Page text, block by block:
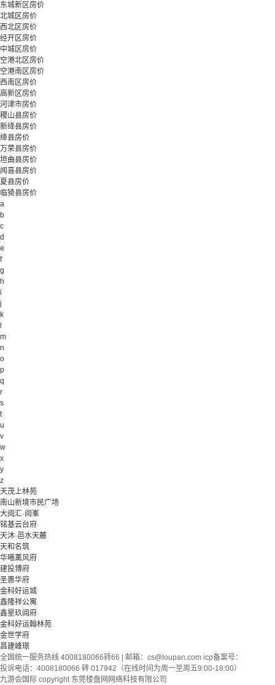
东城新区房价
北城区房价
西北区房价
经开区房价
中城区房价
空港北区房价
空港南区房价
西南区房价
高新区房价
河津市房价
稷山县房价
新绛县房价
绛县房价
万荣县房价
垣曲县房价
闻喜县房价
夏县房价
临猗县房价
a
b
c
d
e
f
g
h
i
j
k
m
n
o
p
q
r
s
t
u
v
w
x
y
z
天茂上林苑
南山新境市民广场
大阅汇·阅峯
铭基云台府
天沐·邑水天麓
天和名筑
华曦薰风府
建投博府
圣惠华府
金科好运城
鑫隆祥公寓
鑫星玖阅府
金科好运翰林苑
金世学府
昌建峰璟
全国统一服务热线 4008180066转66 | 邮箱： cs@loupan.com icp备案号：
投诉电话：4008180066 转 017942（在线时间为周一至周五9:00-18:00）
九游会国际 copyright 东莞楼盘网网络科技有限公司